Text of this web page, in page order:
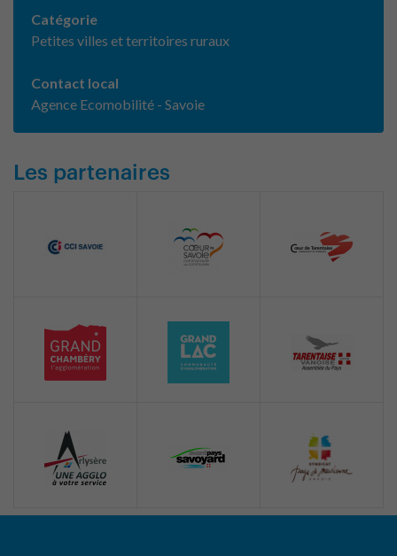
Catégorie
Petites villes et territoires ruraux
Contact local
Agence Ecomobilité - Savoie
Les partenaires